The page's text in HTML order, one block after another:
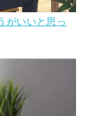
がいいと思っ